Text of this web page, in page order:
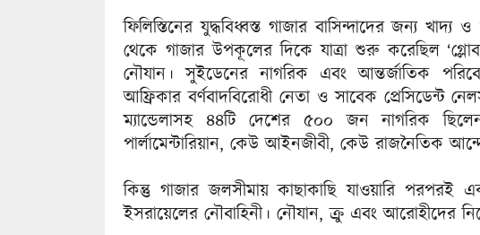
ফিলিস্তিনের যুদ্ধবিধ্বস্ত গাজার বাসিন্দাদের জন্য
থেকে গাজার উপকূলের দিকে যাত্রা শুরু করেছিল
নৌযান। সুইডেনের নাগরিক এবং আন্তর্জাতিক
আফ্রিকার বর্ণবাদবিরোধী নেতা ও সাবেক প্রেসিডেন্ট
ম্যান্ডেলাসহ ৪৪টি দেশের ৫০০ জন নাগরিক
পার্লামেন্টারিয়ান, কেউ আইনজীবী, কেউ রাজনৈতিক
কিন্তু গাজার জলসীমায় কাছাকাছি যাওয়ারি
ইসরায়েলের নৌবাহিনী। নৌযান, ক্রু এবং আরোহীদের